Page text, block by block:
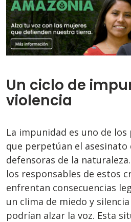
Un ciclo de
violencia
La impunidad es uno de
que perpetúan el asesinato
defensoras de la
los responsables de estos
enfrentan consecuencias
un clima de miedo y
podrían alzar la voz. Esta